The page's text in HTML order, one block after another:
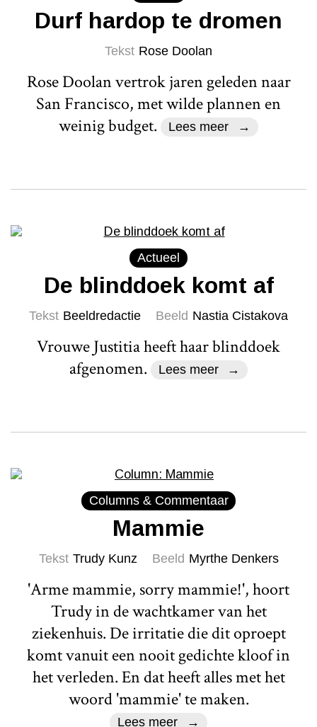
Durf hardop te dromen
Tekst Rose Doolan
Rose Doolan vertrok jaren geleden naar
San Francisco, met wilde plannen en
weinig budget.
Lees meer
Actueel
De blinddoek komt af
Tekst Beeldredactie Beeld Nastia Cistakova
Vrouwe Justitia heeft haar blinddoek
afgenomen.
Lees meer
Columns & Commentaar
Mammie
Tekst Trudy Kunz Beeld Myrthe Denkers
'Arme mammie, sorry mammie!', hoort
Trudy in de wachtkamer van het
ziekenhuis. De irritatie die dit oproept
komt vanuit een nooit gedichte kloof in
het verleden. En dat heeft alles met het
woord 'mammie' te maken.
Lees meer